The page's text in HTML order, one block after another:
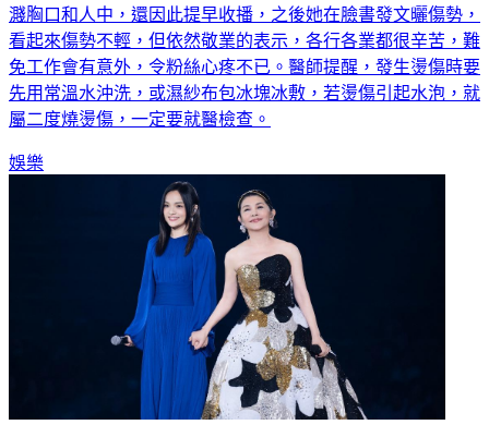
濺胸口和人中，還因此提早收播，之後她在臉書發文曬傷勢，
看起來傷勢不輕，但依然敬業的表示，各行各業都很辛苦，難
免工作會有意外，令粉絲心疼不已。醫師提醒，發生燙傷時要
先用常溫水沖洗，或濕紗布包冰塊冰敷，若燙傷引起水泡，就
屬二度燒燙傷，一定要就醫檢查。
娛樂